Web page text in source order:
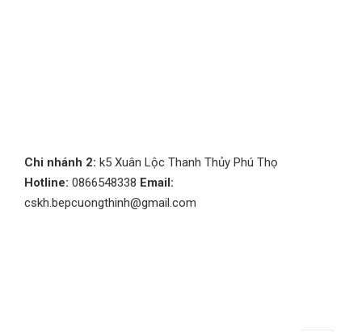
Chi nhánh 2: k5 Xuân Lộc Thanh Thủy Phú Thọ
Hotline: 0866548338 Email:
cskh.bepcuongthinh@gmail.com